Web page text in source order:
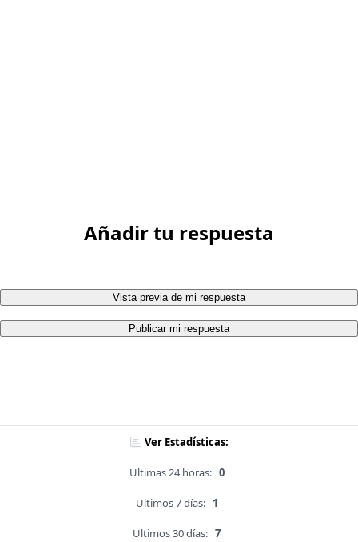
Añadir tu respuesta
Vista previa de mi respuesta
Publicar mi respuesta
Ver Estadísticas:
Ultimas 24 horas: 0
Ultimos 7 días: 1
Ultimos 30 días: 7